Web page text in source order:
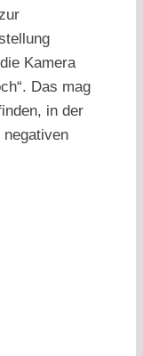
Kamera
Das mag
in der